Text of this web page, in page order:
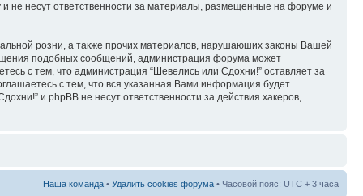
не несут ответственности за материалы, размещенные на форуме и
розни, а также прочих материалов, нарушаюших законы Вашей
подобных сообщений, администрация форума может
с тем, что администрация “Шевелись или Сдохни!” оставляет за
с тем, что вся указанная Вами информация будет
и phpBB не несут ответственности за действия хакеров,
Наша команда • Удалить cookies форума • Часовой пояс: UTC + 3 часа